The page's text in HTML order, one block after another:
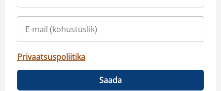
Privaatsuspoliitika
Saada